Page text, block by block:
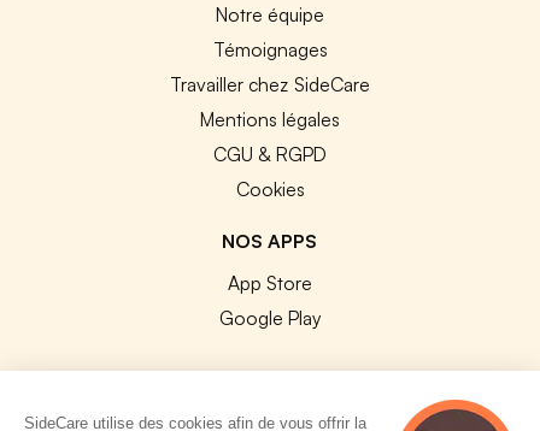
Notre équipe
Témoignages
Travailler chez SideCare
Mentions légales
CGU & RGPD
Cookies
NOS APPS
App Store
Google Play
SideCare utilise des cookies afin de vous offrir la